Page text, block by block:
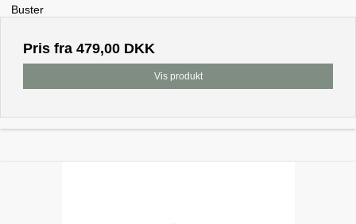
Buster
Pris fra 479,00 DKK
Vis produkt